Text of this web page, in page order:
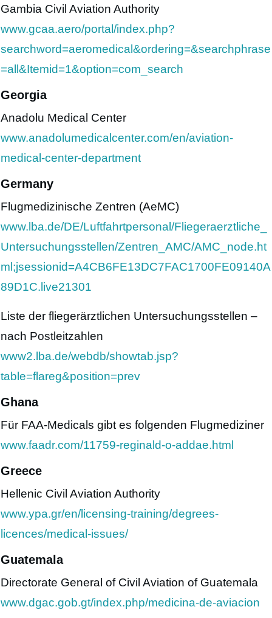
Gambia Civil Aviation Authority
www.gcaa.aero/portal/index.php?
searchword=aeromedical&ordering=&searchphrase
=all&Itemid=1&option=com_search
Georgia
Anadolu Medical Center
www.anadolumedicalcenter.com/en/aviation-
medical-center-department
Germany
Flugmedizinische Zentren (AeMC)
www.lba.de/DE/Luftfahrtpersonal/Fliegeraerztliche_
Untersuchungsstellen/Zentren_AMC/AMC_node.ht
ml;jsessionid=A4CB6FE13DC7FAC1700FE09140A
89D1C.live21301
Liste der fliegerärztlichen Untersuchungsstellen –
nach Postleitzahlen
www2.lba.de/webdb/showtab.jsp?
table=flareg&position=prev
Ghana
Für FAA-Medicals gibt es folgenden Flugmediziner
www.faadr.com/11759-reginald-o-addae.html
Greece
Hellenic Civil Aviation Authority
www.ypa.gr/en/licensing-training/degrees-
licences/medical-issues/
Guatemala
Directorate General of Civil Aviation of Guatemala
www.dgac.gob.gt/index.php/medicina-de-aviacion